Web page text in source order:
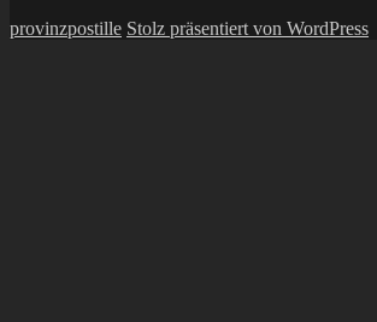
provinzpostille Stolz präsentiert von WordPress